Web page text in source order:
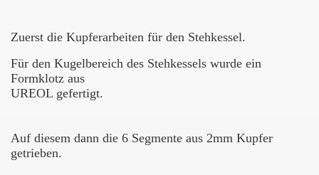
Zuerst die Kupferarbeiten für den Stehkessel.
Für den Kugelbereich des Stehkessels wurde ein
Formklotz aus
UREOL gefertigt.
Auf diesem dann die 6 Segmente aus 2mm Kupfer
getrieben.